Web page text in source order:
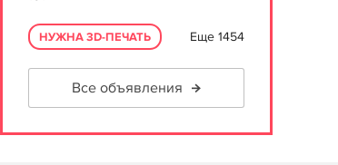
НУЖНА 3D-ПЕЧАТЬ Еще 1454
Все объявления